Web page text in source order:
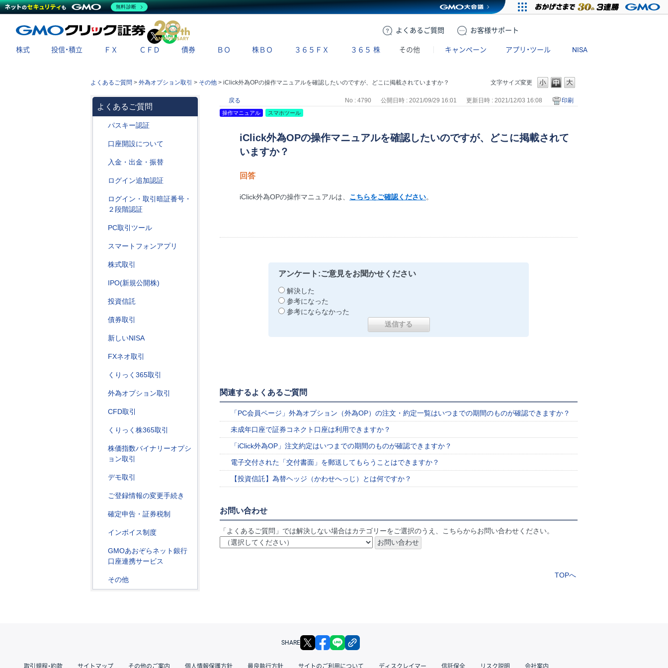
よくある ご質問 お客様サポート
X
株式 投信・積立 ＦＸ ＣＦＤ 債券 ＢＯ 株ＢＯ ３６５ＦＸ ３６５ 株 その他 キャンペーン アプリ・ツール NISA
文字サイズ変更
よくあるご質問 > 外為オプション取引 > その他 > iClick外為OPの操作マニュアルを確認したいのですが、どこに掲載されていますか？
よくあるご質問
パスキー認証
口座開設について
入金・出金・振替
ログイン追加認証
ログイン・取引暗証番号・
２段階認証
PC取引ツール
スマートフォンアプリ
株式取引
IPO(新規公開株)
投資信託
債券取引
新しいNISA
FXネオ取引
くりっく365取引
外為オプション取引
CFD取引
くりっく株365取引
株価指数バイナリーオプシ
ョン取引
デモ取引
ご登録情報の変更手続き
確定申告・証券税制
インボイス制度
GMOあおぞらネット銀行
口座連携サービス
その他
戻る No : 4790 公開日時 : 2021/09/29 16:01 更新日時 : 2021/12/03 16:08 印刷
操作マニュアル スマホツール
iClick外為OPの操作マニュアルを確認したいのですが、どこに掲載されて
いますか？
回答
iClick外為OPの操作マニュアルは、 こちらをご確認ください。
アンケート:ご意見をお聞かせください
解決した
参考になった
参考にならなかった
関連するよくあるご質問
「PC会員ページ」外為オプション（外為OP）の注文・約定一覧はいつまでの期間のものが確認できますか？
未成年口座で証券コネクト口座は利用できますか？
「iClick外為OP」注文約定はいつまでの期間のものが確認できますか？
電子交付された「交付書面」を郵送してもらうことはできますか？
【投資信託】為替ヘッジ（かわせへっじ）とは何ですか？
お問い合わせ
「よくあるご質問」では解決しない場合はカテゴリーをご選択のうえ、こちらからお問い合わせください。
TOPへ
SHARE X facebook
取引規程・約款 サイトマップ その他のご案内 個人情報保護方針 最良執行方針 サイトのご利用について ディスクレイマー 信託保全 リスク説明 会社案内
無料診断